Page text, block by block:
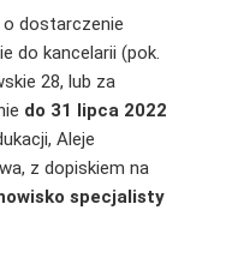
dostarczenie
do kancelarii (pok.
28, lub za
do 31 lipca 2022
Aleje
z dopiskiem na
specjalisty